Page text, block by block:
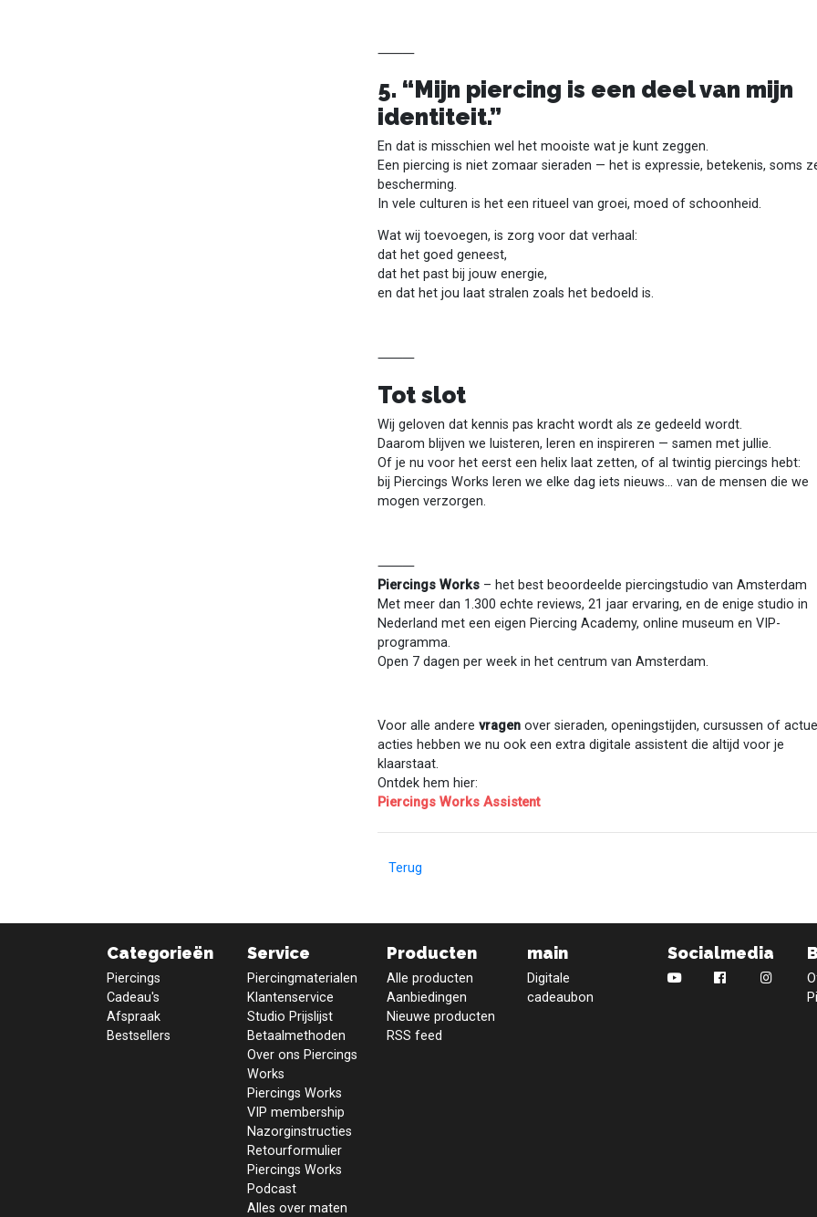
⸻
5.⁠ ⁠“Mijn piercing is een deel van mijn
identiteit.”
En dat is misschien wel het mooiste wat je kunt zeggen.
Een piercing is niet zomaar sieraden — het is expressie, betekenis, soms
bescherming.
In vele culturen is het een ritueel van groei, moed of schoonheid.
Wat wij toevoegen, is zorg voor dat verhaal:
dat het goed geneest,
dat het past bij jouw energie,
en dat het jou laat stralen zoals het bedoeld is.
⸻
Tot slot
Wij geloven dat kennis pas kracht wordt als ze gedeeld wordt.
Daarom blijven we luisteren, leren en inspireren — samen met jullie.
Of je nu voor het eerst een helix laat zetten, of al twintig piercings hebt:
bij Piercings Works leren we elke dag iets nieuws… van de mensen die we
mogen verzorgen.
⸻
Piercings Works – het best beoordeelde piercingstudio van Amsterdam
Met meer dan 1.300 echte reviews, 21 jaar ervaring, en de enige studio in
Nederland met een eigen Piercing Academy, online museum en VIP-
programma.
Open 7 dagen per week in het centrum van Amsterdam.
Voor alle anderevragen over sieraden, openingstijden, cursussen of
acties hebben we nu ook een extra digitale assistent die altijd voor je
klaarstaat.
Ontdek hem hier:
Piercings Works Assistent
Terug
Categorieën
Piercings
Cadeau's
Afspraak
Bestsellers
Service
Piercingmaterialen
Klantenservice
Studio Prijslijst
Betaalmethoden
Over ons Piercings
Works
Piercings Works
VIP membership
Nazorginstructies
Retourformulier
Piercings Works
Podcast
Alles over maten
Producten
Alle producten
Aanbiedingen
Nieuwe producten
RSS feed
main
Digitale
cadeaubon
Socialmedia